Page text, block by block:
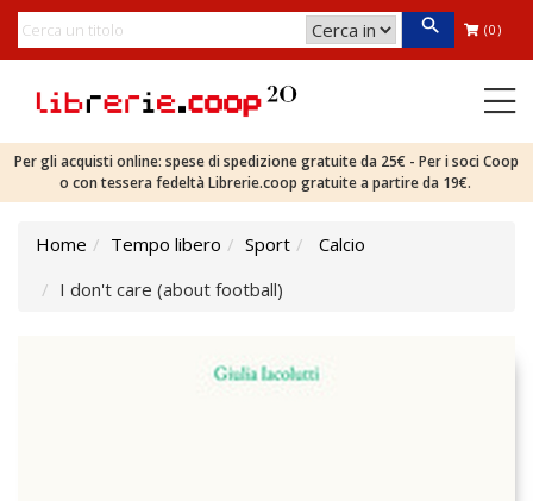
(0)
Per gli acquisti online: spese di spedizione gratuite da 25€ - Per i soci Coop
o con tessera fedeltà Librerie.coop gratuite a partire da 19€.
Home Tempo libero Sport
Calcio
I don't care (about football)